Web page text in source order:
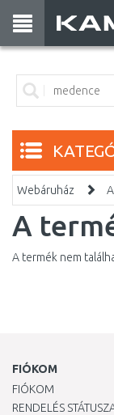
Webáruház
A
A termék nem
FIÓKOM
FIÓKOM
RENDELÉS